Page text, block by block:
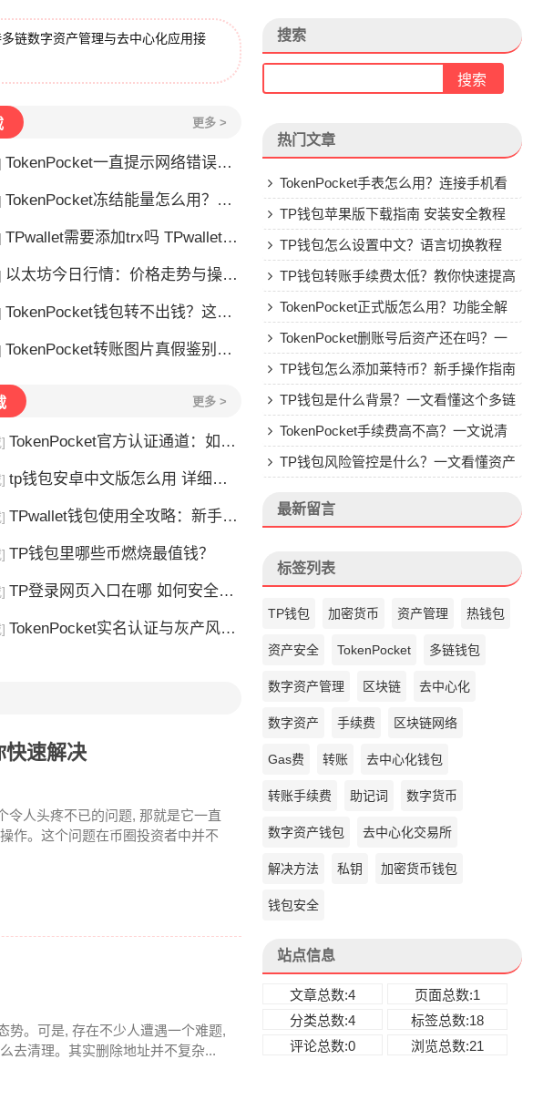
链数字资产管理与去中心化应用接
更多 >
TokenPocket一直提示网络错误怎么办？这几个方法帮你快速解决
TokenPocket冻结能量怎么用？TRX冻结获取能量详解
TPwallet需要添加trx吗 TPwallet要不要充TRX？一文说清
以太坊今日行情：价格走势与操作建议
TokenPocket钱包转不出钱？这几种情况你可能遇到过
TokenPocket转账图片真假鉴别全攻略
更多 >
TokenPocket官方认证通道：如何找到真正的官方渠道
tp钱包安卓中文版怎么用 详细安装教程
TPwallet钱包使用全攻略：新手也能快速上手掌握
TP钱包里哪些币燃烧最值钱？
TP登录网页入口在哪 如何安全快速登陆平台
TokenPocket实名认证与灰产风险全解析
快速解决
令人头疼不已的问题, 那就是它一直
作。这个问题在币圈投资者中并不
势。可是, 存在不少人遭遇一个难题,
去清理。其实删除地址并不复杂...
搜索
热门文章
TokenPocket手表怎么用？连接手机看
行情教程
TP钱包苹果版下载指南 安装安全教程
TP钱包怎么设置中文？语言切换教程
TP钱包转账手续费太低？教你快速提高
Gas费
TokenPocket正式版怎么用？功能全解
析与安全使用指南
TokenPocket删账号后资产还在吗？一
文讲清楚
TP钱包怎么添加莱特币？新手操作指南
TP钱包是什么背景？一文看懂这个多链
钱包的来头
TokenPocket手续费高不高？一文说清
楚TP钱包风险管控是什么？一文看懂资产
最新留言
标签列表
TP钱包 加密货币 资产管理 热钱包
资产安全 TokenPocket 多链钱包
数字资产管理 区块链 去中心化
数字资产 手续费 区块链网络
Gas费 转账 去中心化钱包
转账手续费 助记词 数字货币
数字资产钱包 去中心化交易所
解决方法 私钥 加密货币钱包
钱包安全
站点信息
文章总数:4
页面总数:1
分类总数:4
标签总数:18
评论总数:0
浏览总数:21